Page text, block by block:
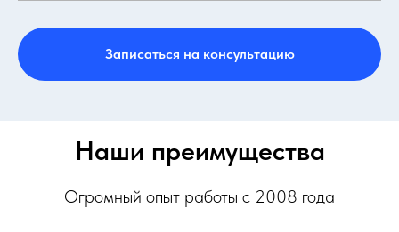
Записаться на консультацию
Наши преимущества
Огромный опыт работы с 2008 года